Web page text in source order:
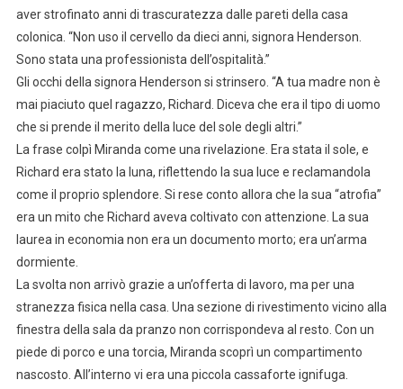
aver strofinato anni di trascuratezza dalle pareti della casa
colonica. “Non uso il cervello da dieci anni, signora Henderson.
Sono stata una professionista dell’ospitalità.”
Gli occhi della signora Henderson si strinsero. “A tua madre non è
mai piaciuto quel ragazzo, Richard. Diceva che era il tipo di uomo
che si prende il merito della luce del sole degli altri.”
La frase colpì Miranda come una rivelazione. Era stata il sole, e
Richard era stato la luna, riflettendo la sua luce e reclamandola
come il proprio splendore. Si rese conto allora che la sua “atrofia”
era un mito che Richard aveva coltivato con attenzione. La sua
laurea in economia non era un documento morto; era un’arma
dormiente.
La svolta non arrivò grazie a un’offerta di lavoro, ma per una
stranezza fisica nella casa. Una sezione di rivestimento vicino alla
finestra della sala da pranzo non corrispondeva al resto. Con un
piede di porco e una torcia, Miranda scoprì un compartimento
nascosto. All’interno vi era una piccola cassaforte ignifuga.